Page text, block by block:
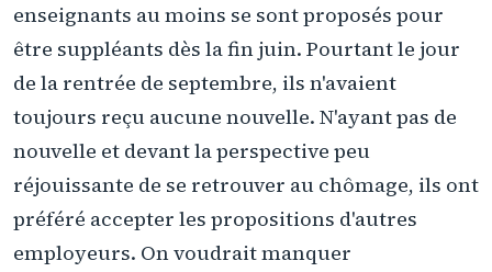
enseignants au moins se sont proposés pour
être suppléants dès la fin juin. Pourtant le jour
de la rentrée de septembre, ils n'avaient
toujours reçu aucune nouvelle. N'ayant pas de
nouvelle et devant la perspective peu
réjouissante de se retrouver au chômage, ils ont
préféré accepter les propositions d'autres
employeurs. On voudrait manquer